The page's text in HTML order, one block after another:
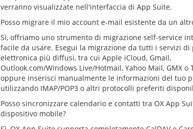
verranno visualizzate nell'interfaccia di App Suite.
Posso migrare il mio account e-mail esistente da un
Sì, offriamo uno strumento di migrazione self-service
facile da usare. Esegui la migrazione da tutti i servizi di
elettronica più diffusi, tra cui Apple iCloud, Gmail,
Outlook.com/Windows Live/Hotmail, Yahoo Mail, GMX o
oppure inserisci manualmente le informazioni del tuo
utilizzando IMAP/POP3 o altri protocolli preferiti
Posso sincronizzare calendario e contatti tra OX App
dispositivo mobile?